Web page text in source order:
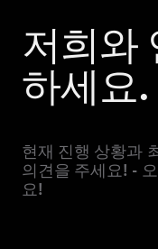
저희와
하세요.
현재 진행 상황과
의견을 주세요! -
요!